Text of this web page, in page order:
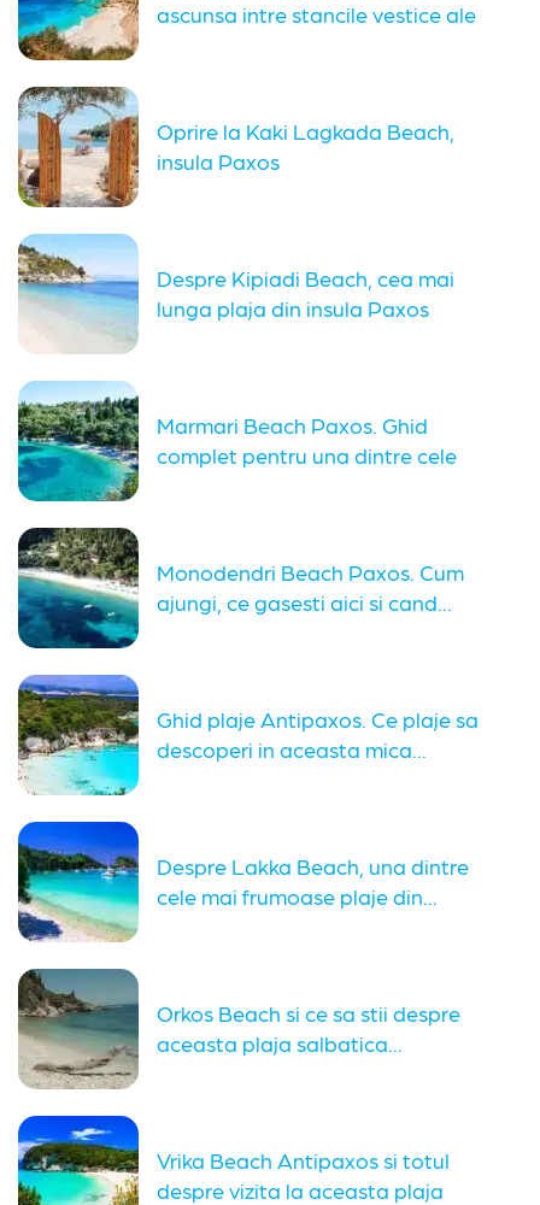
ascunsa intre stancile vestice ale
Oprire la Kaki Lagkada Beach,
insula Paxos
Despre Kipiadi Beach, cea mai
lunga plaja din insula Paxos
Marmari Beach Paxos. Ghid
complet pentru una dintre cele
Monodendri Beach Paxos. Cum
ajungi, ce gasesti aici si cand...
Ghid plaje Antipaxos. Ce plaje sa
descoperi in aceasta mica...
Despre Lakka Beach, una dintre
cele mai frumoase plaje din...
Orkos Beach si ce sa stii despre
aceasta plaja salbatica...
Vrika Beach Antipaxos si totul
despre vizita la aceasta plaja